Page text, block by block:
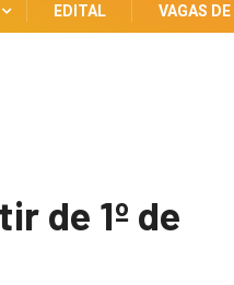
EDITAL VAGAS
de 1º de